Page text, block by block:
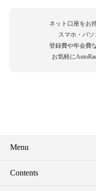
ネット口座をお
スマホ・パソ
登録費や年会費
お気軽に
Menu
Contents